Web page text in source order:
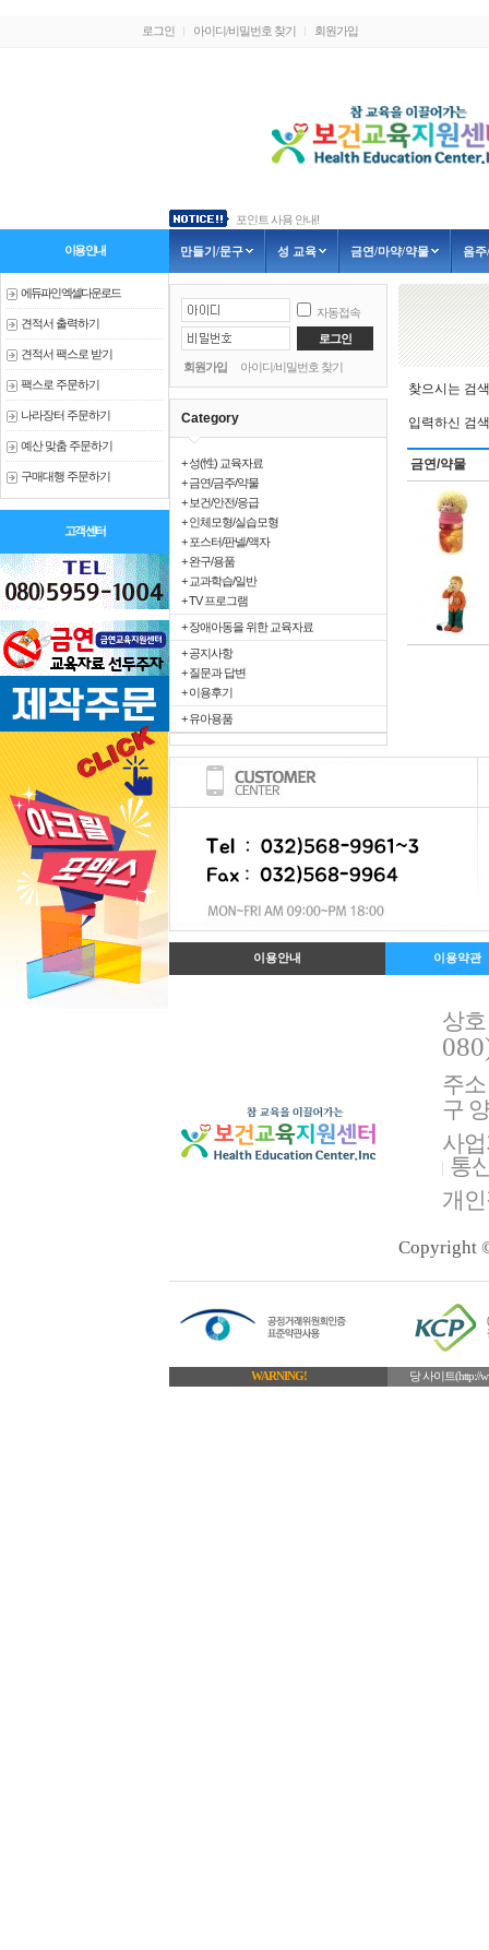
로그인 아이디/비밀번호 찾기 회원가입
이용안내
에듀파인 엑셀다운로드
견적서 출력하기
견적서 팩스로 받기
팩스로 주문하기
나라장터 주문하기
예산 맞춤 주문하기
구매대행 주문하기
고객센터
포인트 사용 안내!
3가지 신제품 안내
흡연예방교육-금연골든벨, 인형극
1.신제품 출시 안내
2.신제품 출시 안내
만들기/문구 성 교육 금연/마약/약물 음주
자동접속
회원가입 아이디/비밀번호 찾기
Category
+ 성(性) 교육자료
+ 금연/금주/약물
+ 보건/안전/응급
+ 인체모형/실습모형
+ 포스터/판넬/액자
+ 완구/용품
+ 교과학습/일반
+ TV 프로그램
+ 장애아동을 위한 교육자료
+ 공지사항
+ 질문과 답변
+ 이용후기
+ 유아용품
찾으시는 검
입력하신 검
금연/약물
이용안내 이용약관
상
주
구
사
통
개
Copyright
WARNING! 당 사이트(http://